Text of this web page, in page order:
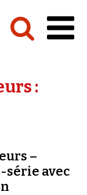
:
–
série avec